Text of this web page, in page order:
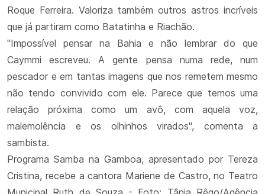
Roque Ferreira. Valoriza também outros astros incríveis
que já partiram como Batatinha e Riachão.
"Impossível pensar na Bahia e não lembrar do que
Caymmi escreveu. A gente pensa numa rede, num
pescador e em tantas imagens que nos remetem mesmo
não tendo convivido com ele. Parece que temos uma
relação próxima como um avô, com aquela voz,
malemolência e os olhinhos virados", comenta a
sambista.
Programa Samba na Gamboa, apresentado por Tereza
Cristina, recebe a cantora Mariene de Castro, no Teatro